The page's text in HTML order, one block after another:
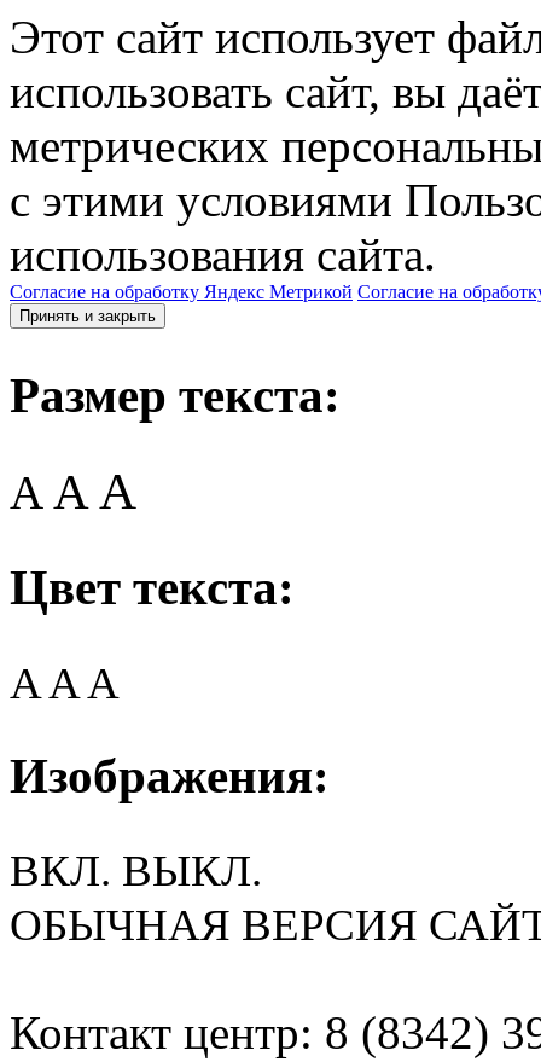
Этот сайт использует
использовать сайт, вы
метрических
с этими условиями
использования сайта.
Согласие на обработку Яндекс Метрикой Согласие на
Принять и закрыть
Размер текста:
A AA
Цвет текста:
AAA
Изображения:
ВКЛ. ВЫКЛ.
ОБЫЧНАЯ ВЕРСИЯ
Контакт центр: 8 (8342)